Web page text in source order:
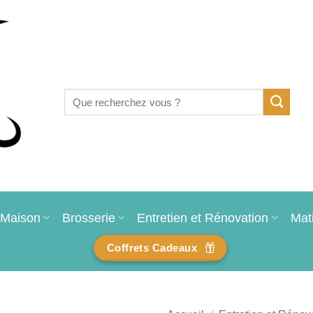
pour :
Maison Brosserie Entretien et Rénovation
Coffrets Cadeaux